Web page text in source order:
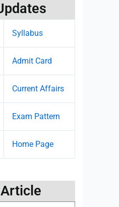
Syllabus
Admit Card
Current Affairs
Exam Pattern
Home Page